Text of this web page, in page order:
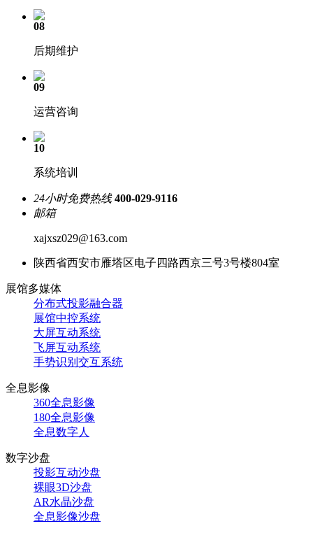
08
后期维护
09
运营咨询
10
系统培训
24小时免费热线 400-029-9116
邮箱
xajxsz029@163.com
陕西省西安市雁塔区电子四路西京三号3号楼804室
展馆多媒体
分布式投影融合器
展馆中控系统
大屏互动系统
飞屏互动系统
手势识别交互系统
全息影像
360全息影像
180全息影像
全息数字人
数字沙盘
投影互动沙盘
裸眼3D沙盘
AR水晶沙盘
全息影像沙盘